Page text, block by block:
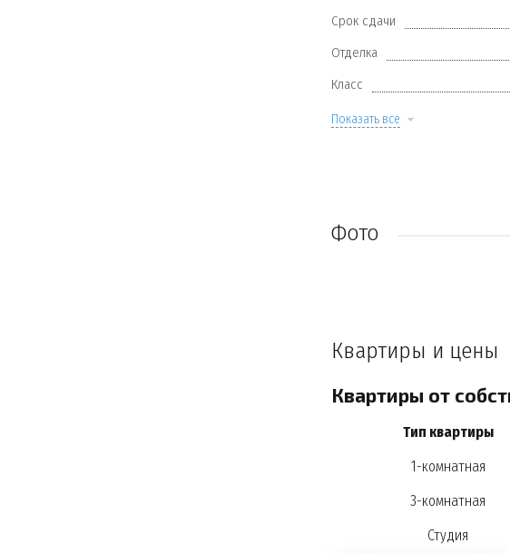
Срок сдачи
Отделка
Класс
Показать все
Фото
Квартиры и цены
Квартиры от
Тип квартиры
1-комнатная
3-комнатная
Студия